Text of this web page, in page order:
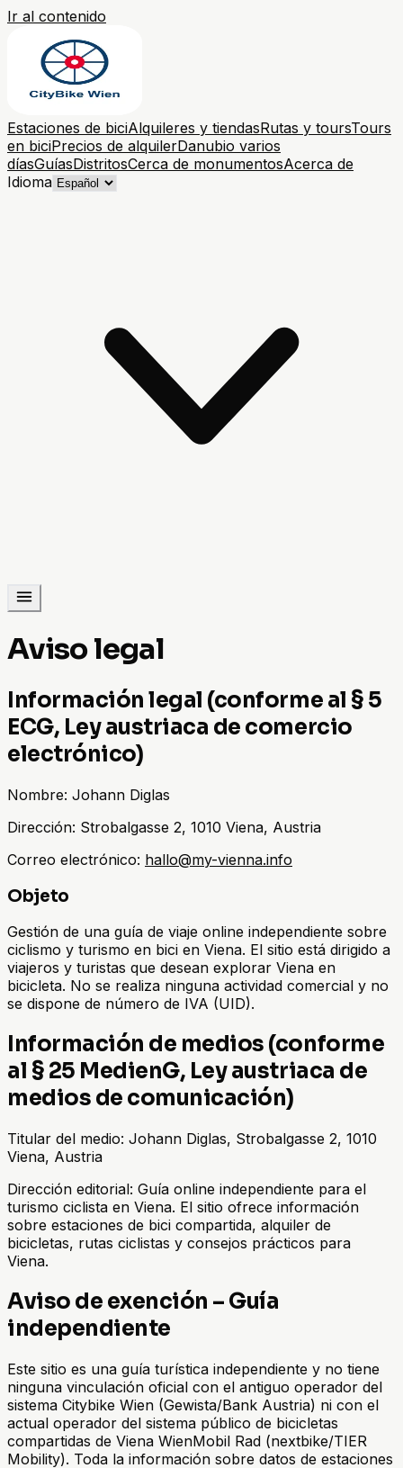
Ir al contenido
Estaciones de biciAlquileres y tiendasRutas y toursTours
en biciPrecios de alquilerDanubio varios
díasGuíasDistritosCerca de monumentosAcerca de
Idioma
Aviso legal
Información legal (conforme al § 5
ECG, Ley austriaca de comercio
electrónico)
Nombre: Johann Diglas
Dirección: Strobalgasse 2, 1010 Viena, Austria
Correo electrónico: hallo@my-vienna.info
Objeto
Gestión de una guía de viaje online independiente sobre
ciclismo y turismo en bici en Viena. El sitio está dirigido a
viajeros y turistas que desean explorar Viena en
bicicleta. No se realiza ninguna actividad comercial y no
se dispone de número de IVA (UID).
Información de medios (conforme
al § 25 MedienG, Ley austriaca de
medios de comunicación)
Titular del medio: Johann Diglas, Strobalgasse 2, 1010
Viena, Austria
Dirección editorial: Guía online independiente para el
turismo ciclista en Viena. El sitio ofrece información
sobre estaciones de bici compartida, alquiler de
bicicletas, rutas ciclistas y consejos prácticos para
Viena.
Aviso de exención – Guía
independiente
Este sitio es una guía turística independiente y no tiene
ninguna vinculación oficial con el antiguo operador del
sistema Citybike Wien (Gewista/Bank Austria) ni con el
actual operador del sistema público de bicicletas
compartidas de Viena WienMobil Rad (nextbike/TIER
Mobility). Toda la información sobre datos de estaciones